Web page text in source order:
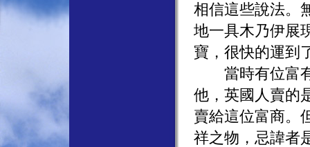
相信這些說法。
地一具木乃伊展
寶，很快的運到
當時有位富有
他，英國人賣的
賣給這位富商。
祥之物，忌諱者